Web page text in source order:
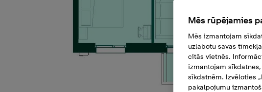
Mēs rūpējamies
Mēs izmantojam
uzlabotu savas
citās vietnēs.
izmantojam
sīkdatnēm. Izvēloties
pakalpojumu